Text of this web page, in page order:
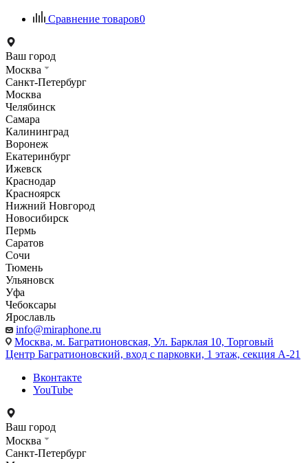
Сравнение товаров0
Ваш город
Москва
Санкт-Петербург
Москва
Челябинск
Самара
Калининград
Воронеж
Екатеринбург
Ижевск
Краснодар
Красноярск
Нижний Новгород
Новосибирск
Пермь
Саратов
Сочи
Тюмень
Ульяновск
Уфа
Чебоксары
Ярославль
info@miraphone.ru
Москва, м. Багратионовская, Ул. Барклая 10, Торговый
Центр Багратионовский, вход с парковки, 1 этаж, секция А-21
Вконтакте
YouTube
Ваш город
Москва
Санкт-Петербург